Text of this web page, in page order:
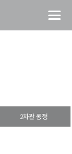
2차관 동정